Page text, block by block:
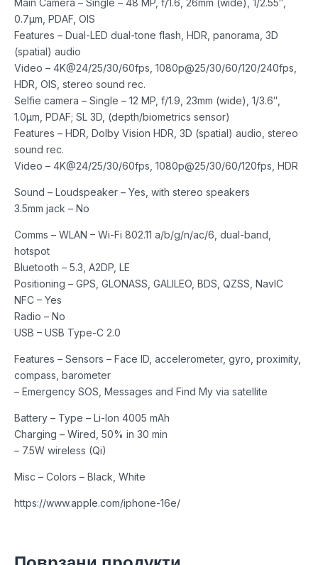
Main Camera – Single – 48 MP, f/1.6, 26mm (wide), 1/2.55″,
0.7µm, PDAF, OIS
Features – Dual-LED dual-tone flash, HDR, panorama, 3D
(spatial) audio
Video – 4K@24/25/30/60fps, 1080p@25/30/60/120/240fps,
HDR, OIS, stereo sound rec.
Selfie camera – Single – 12 MP, f/1.9, 23mm (wide), 1/3.6″,
1.0µm, PDAF; SL 3D, (depth/biometrics sensor)
Features – HDR, Dolby Vision HDR, 3D (spatial) audio, stereo
sound rec.
Video – 4K@24/25/30/60fps, 1080p@25/30/60/120fps, HDR
Sound – Loudspeaker – Yes, with stereo speakers
3.5mm jack – No
Comms – WLAN – Wi-Fi 802.11 a/b/g/n/ac/6, dual-band,
hotspot
Bluetooth – 5.3, A2DP, LE
Positioning – GPS, GLONASS, GALILEO, BDS, QZSS, NavIC
NFC – Yes
Radio – No
USB – USB Type-C 2.0
Features – Sensors – Face ID, accelerometer, gyro, proximity,
compass, barometer
– Emergency SOS, Messages and Find My via satellite
Battery – Type – Li-Ion 4005 mAh
Charging – Wired, 50% in 30 min
– 7.5W wireless (Qi)
Misc – Colors – Black, White
https://www.apple.com/iphone-16e/